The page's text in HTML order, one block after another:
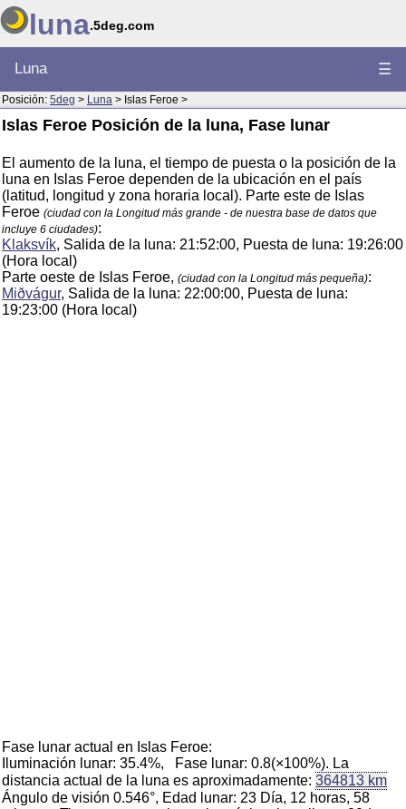
luna.5deg.com
Luna ☰
Posición: 5deg > Luna > Islas Feroe >
Islas Feroe Posición de la luna, Fase lunar
El aumento de la luna, el tiempo de puesta o la posición de la
luna en Islas Feroe dependen de la ubicación en el país
(latitud, longitud y zona horaria local). Parte este de Islas
Feroe (ciudad con la Longitud más grande - de nuestra base de datos que
incluye 6 ciudades):
Klaksvík, Salida de la luna: 21:52:00, Puesta de luna: 19:26:00
(Hora local)
Parte oeste de Islas Feroe, (ciudad con la Longitud más pequeña):
Miðvágur, Salida de la luna: 22:00:00, Puesta de luna:
19:23:00 (Hora local)
Fase lunar actual en Islas Feroe:
Iluminación lunar: 35.4%, Fase lunar: 0.8(×100%). La
distancia actual de la luna es aproximadamente: 364813 km
Ángulo de visión 0.546°, Edad lunar: 23 Día, 12 horas, 58